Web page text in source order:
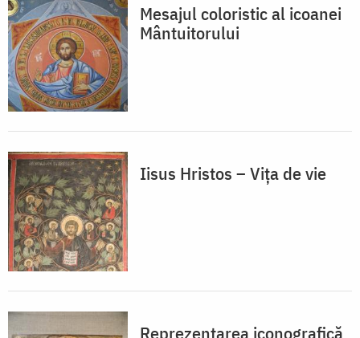
Mesajul coloristic al icoanei
Mântuitorului
Iisus Hristos – Vița de vie
Reprezentarea iconografică